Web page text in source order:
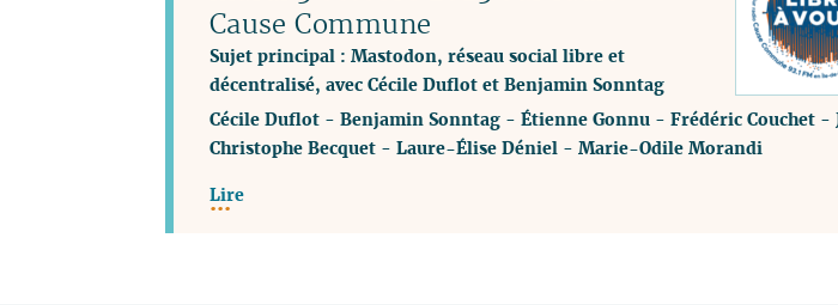
Cause Commune
Sujet principal : Mastodon, réseau social libre et
décentralisé, avec Cécile Duflot et Benjamin Sonntag
Cécile Duflot- Benjamin Sonntag- Étienne Gonnu- Frédéric Couchet-
Christophe Becquet- Laure-Élise Déniel- Marie-Odile Morandi
Lire